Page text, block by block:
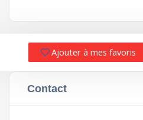
Ajouter à mes favoris
Contact